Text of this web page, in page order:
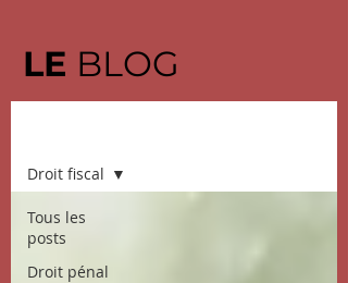
LE BLOG
Tous les
posts
Droit pénal
Droit fiscal